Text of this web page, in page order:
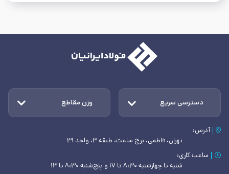
دسترسی سریع وزن مقاطع
آدرس:
تهران، فاطمی، برج ساعت، طبقه ۳، واحد ۳۱
ساعت کاری:
شنبه تا چهارشنبه ۸:۳۰ تا ۱۷ و پنج‌شنبه ۸:۳۰ تا ۱۳